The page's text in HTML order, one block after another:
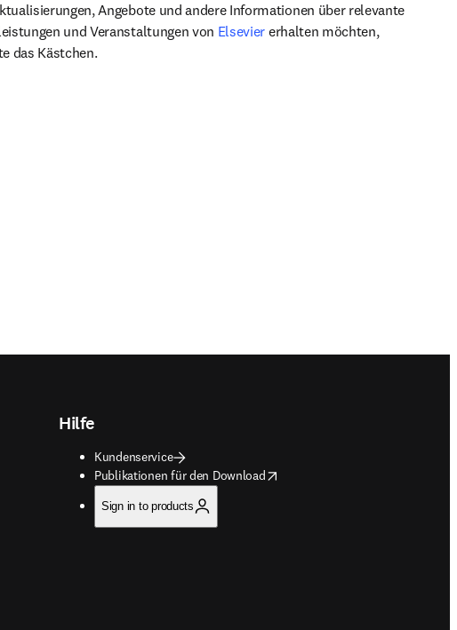
Angebote und andere Informationen über relevante
und Veranstaltungen von Elsevieropens in new tab/window
erhalten möchten,
das Kästchen.
Hilfe
Kundenservice
Publikationen für den Download
opens in new tab/window
Sign in to products